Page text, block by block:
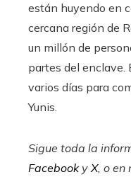
están huyendo en
cercana región de
un millón de
partes del enclave.
varios días para
Yunis.
Sigue toda la
FacebookyX, o en